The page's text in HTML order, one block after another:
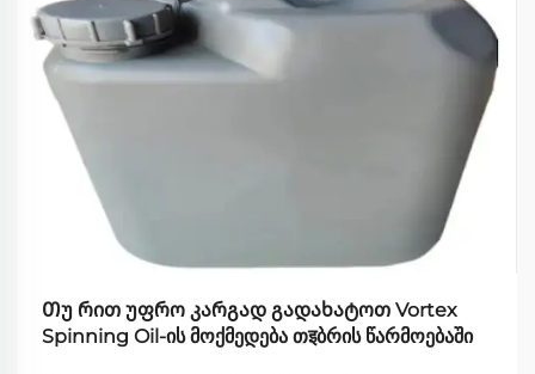
Თუ რით უფრო კარგად გადახატოთ Vortex
Spinning Oil-ის მოქმედება თइბრის წარმოებაში